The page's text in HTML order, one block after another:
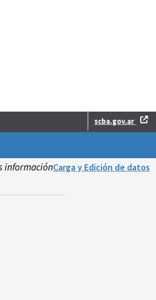
scba.gov.ar
informaciónCarga y Edición de datos